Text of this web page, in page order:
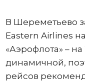
В Шереметьево
Eastern Airlines на
«Аэрофлота» – на
динамичной,
рейсов